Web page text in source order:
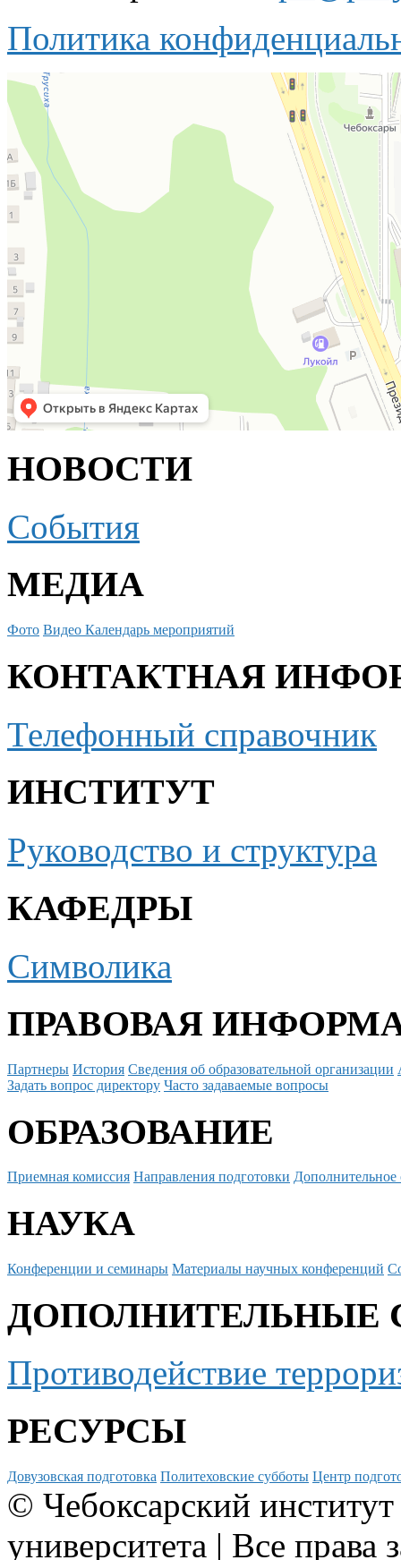
Политика
НОВОСТИ
События
МЕДИА
Фото Видео Календарь мероприятий
КОНТАКТНАЯ
Телефонный справочник
ИНСТИТУТ
Руководство и структура
КАФЕДРЫ
Символика
ПРАВОВАЯ
Партнеры История Сведения об образовательной организации
Задать вопрос директору Часто задаваемые вопросы
ОБРАЗОВАНИЕ
Приемная комиссия Направления подготовки Дополнительное
НАУКА
Конференции и семинары Материалы научных конференций
ДОПОЛНИТЕЛЬНЫЕ
Противодействие
РЕСУРСЫ
Довузовская подготовка Политеховские субботы Центр
© Чебоксарский
университета | Все